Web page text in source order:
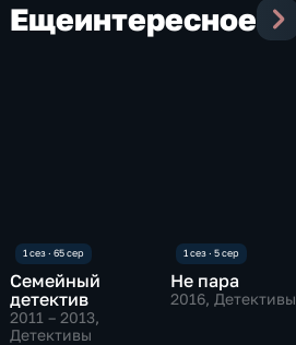
Ещеинтересное
Семейный
детектив
2011 – 2013,
Детективы
Не пара
2016, Детективы